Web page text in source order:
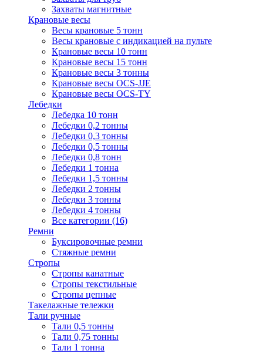
Захваты магнитные
Крановые весы
Весы крановые 5 тонн
Весы крановые с индикацией на пульте
Крановые весы 10 тонн
Крановые весы 15 тонн
Крановые весы 3 тонны
Крановые весы OCS-JJE
Крановые весы OCS-TY
Лебедки
Лебедка 10 тонн
Лебедки 0,2 тонны
Лебедки 0,3 тонны
Лебедки 0,5 тонны
Лебедки 0,8 тонн
Лебедки 1 тонна
Лебедки 1,5 тонны
Лебедки 2 тонны
Лебедки 3 тонны
Лебедки 4 тонны
Все категории (16)
Ремни
Буксировочные ремни
Стяжные ремни
Стропы
Стропы канатные
Стропы текстильные
Стропы цепные
Такелажные тележки
Тали ручные
Тали 0,5 тонны
Тали 0,75 тонны
Тали 1 тонна